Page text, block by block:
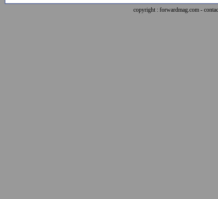
copyright : forwardmag.com -